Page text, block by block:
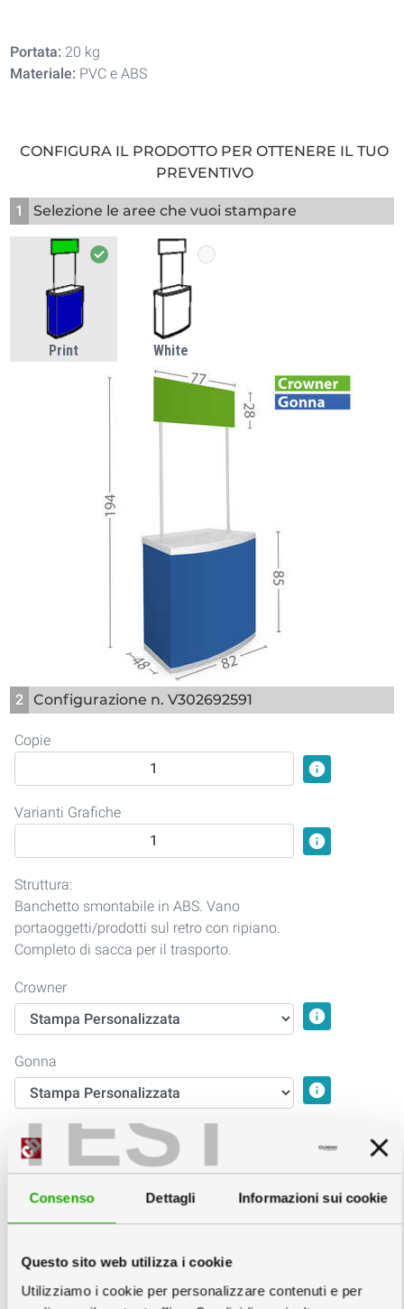
TEST
Consenso Dettagli Informazioni sui cookie
Questo sito web utilizza i cookie
Utilizziamo i cookie per personalizzare contenuti e per
Portata: 20 kg
Materiale: PVC e ABS
CONFIGURA IL PRODOTTO PER OTTENERE IL TUO
PREVENTIVO
1 Selezione le aree che vuoi stampare
Print White
2 Configurazione n. V302692591
Copie
info
Varianti Grafiche
info
Struttura:
Banchetto smontabile in ABS. Vano
portaoggetti/prodotti sul retro con ripiano.
Completo di sacca per il trasporto.
Crowner
info
Gonna
info
Servizi Grafici info
Nessuna Verifica Verifica File €6 Impostazione